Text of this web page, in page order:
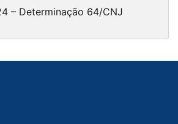
– Determinação 64/CNJ